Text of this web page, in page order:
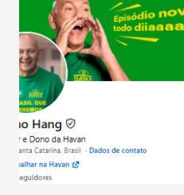
Salário para um número
país tem a menor taxa de
Ainda segundo a Pesquisa,
bares e restaurantes
registraram equilíbrio
estabelecimentos no prejuízo
do observado no mês
novembro. Em relação a